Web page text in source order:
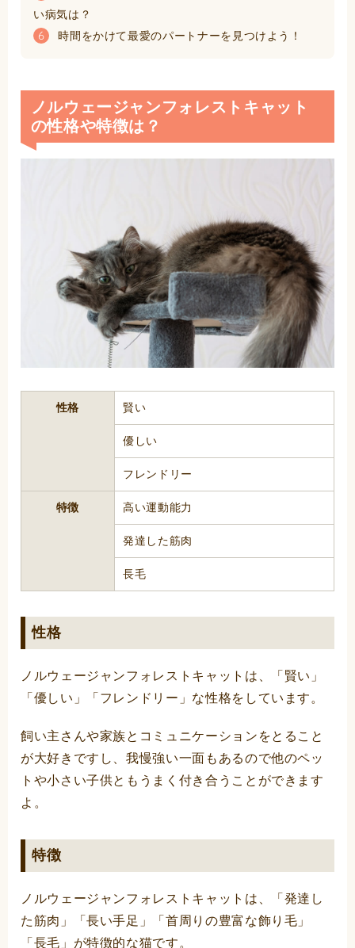
い病気は？
6 時間をかけて最愛のパートナーを見つけよう！
ノルウェージャンフォレストキャット
の性格や特徴は？
性格 賢い
優しい
フレンドリー
特徴 高い運動能力
発達した筋肉
長毛
性格
ノルウェージャンフォレストキャットは、「賢い」
「優しい」「フレンドリー」な性格をしています。
飼い主さんや家族とコミュニケーションをとること
が大好きですし、我慢強い一面もあるので他のペッ
トや小さい子供ともうまく付き合うことができます
よ。
特徴
ノルウェージャンフォレストキャットは、「発達し
た筋肉」「長い手足」「首周りの豊富な飾り毛」
「長毛」が特徴的な猫です。